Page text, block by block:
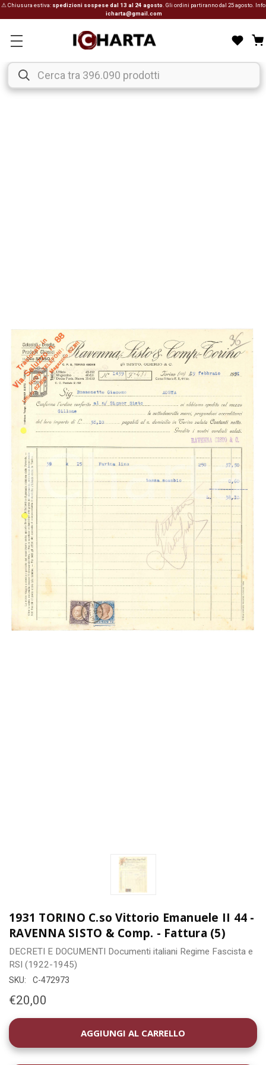
⚠ Chiusura estiva: spedizioni sospese dal 13 al 24 agosto . Gli ordini partiranno dal 25 agosto. Info:
icharta@gmail.com
1931 TORINO C.so Vittorio Emanuele II 44 -
RAVENNA SISTO & Comp. - Fattura (5)
DECRETI E DOCUMENTI Documenti italiani Regime Fascista e
RSI (1922-1945)
SKU: C-472973
€20,00
DISPONIBILITÀ
ATTUALE: